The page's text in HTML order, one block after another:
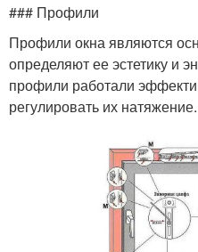
### Профили
Профили окна являются
определяют ее эстетику и
профили работали
регулировать их натяжение.